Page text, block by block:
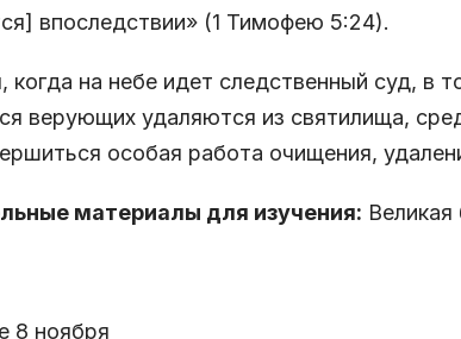
впоследствии» (1 Тимофею 5:24).
когда на небе идет следственный суд, в
верующих удаляются из святилища,
особая работа очищения,
материалы для изучения:
8 ноября